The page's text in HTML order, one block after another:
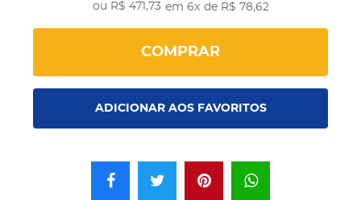
R$ 471,73 em 6x de R$ 78,62
COMPRAR
ADICIONAR AOS FAVORITOS